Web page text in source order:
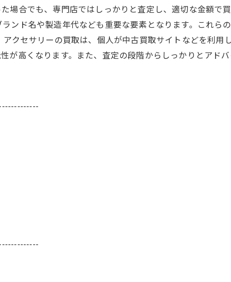
場合でも、専門店ではしっかりと査定し、適切な金額で
ンド名や製造年代なども重要な要素となります。これら
クセサリーの買取は、個人が中古買取サイトなどを利用
が高くなります。また、査定の段階からしっかりとアド